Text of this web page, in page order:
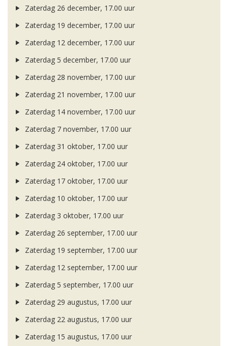
Zaterdag 26 december, 17.00 uur
Zaterdag 19 december, 17.00 uur
Zaterdag 12 december, 17.00 uur
Zaterdag 5 december, 17.00 uur
Zaterdag 28 november, 17.00 uur
Zaterdag 21 november, 17.00 uur
Zaterdag 14 november, 17.00 uur
Zaterdag 7 november, 17.00 uur
Zaterdag 31 oktober, 17.00 uur
Zaterdag 24 oktober, 17.00 uur
Zaterdag 17 oktober, 17.00 uur
Zaterdag 10 oktober, 17.00 uur
Zaterdag 3 oktober, 17.00 uur
Zaterdag 26 september, 17.00 uur
Zaterdag 19 september, 17.00 uur
Zaterdag 12 september, 17.00 uur
Zaterdag 5 september, 17.00 uur
Zaterdag 29 augustus, 17.00 uur
Zaterdag 22 augustus, 17.00 uur
Zaterdag 15 augustus, 17.00 uur